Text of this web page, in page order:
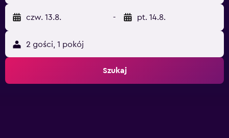
czw. 13.8. - pt. 14.8.
2 gości, 1 pokój
Szukaj